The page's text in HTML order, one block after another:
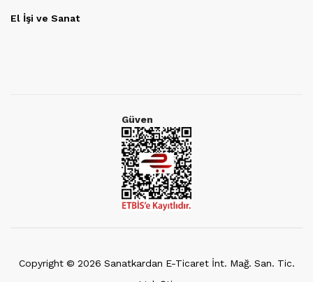
El İşi ve Sanat
Güven
Copyright © 2026 Sanatkardan E-Ticaret İnt. Mağ. San. Tic.